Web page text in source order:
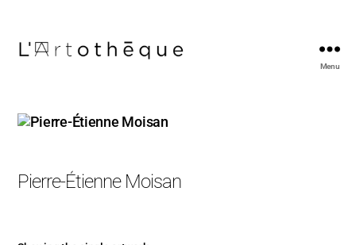
Menu
Pierre-Étienne Moisan